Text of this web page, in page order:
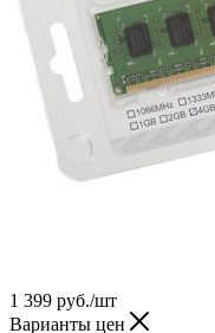
1 399 руб./шт
Варианты цен